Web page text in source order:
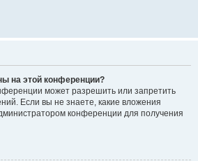
на этой конференции?
может разрешить или запретить
Если вы не знаете, какие вложения
конференции для получения